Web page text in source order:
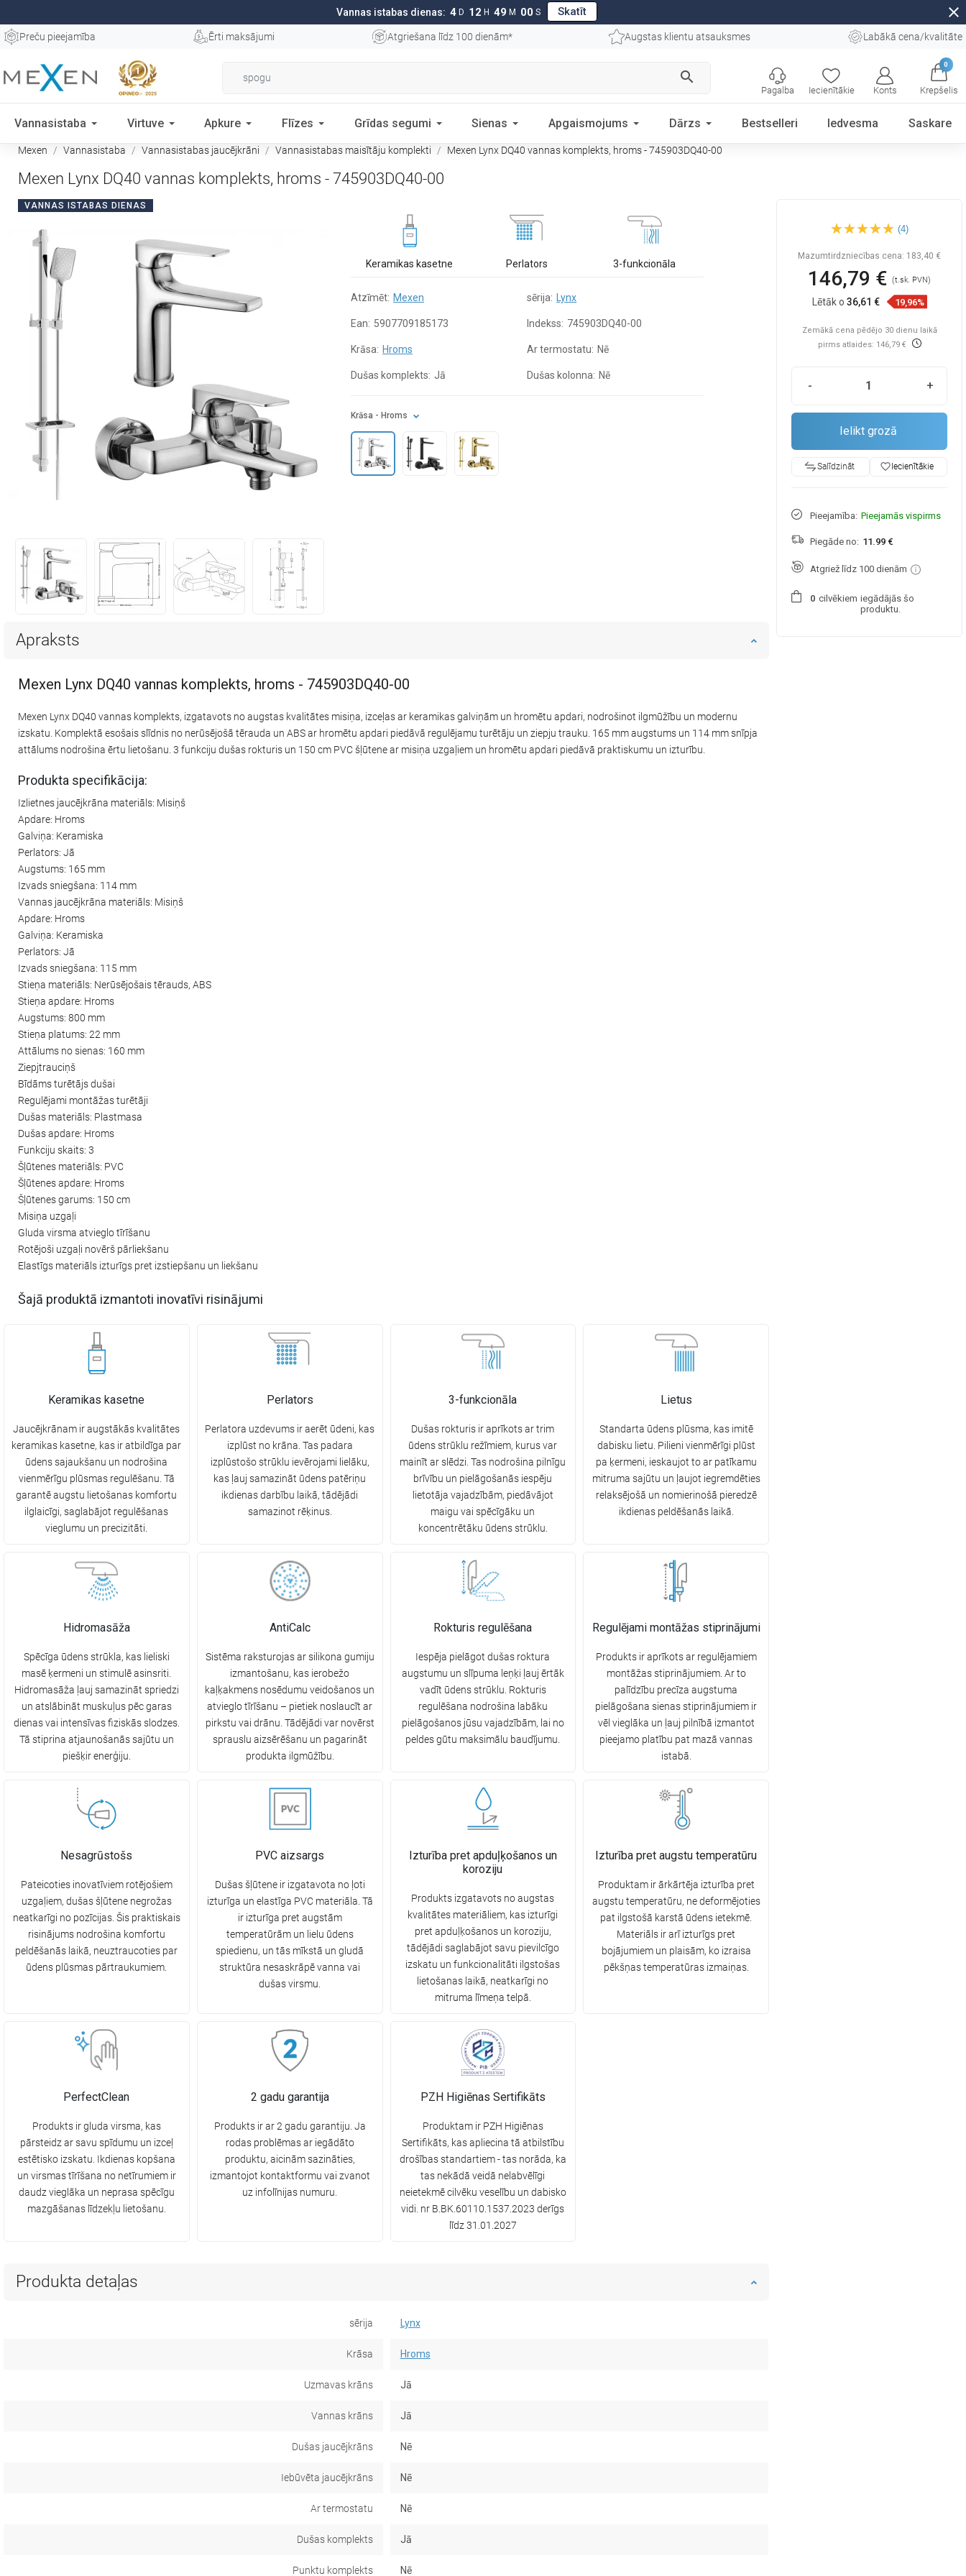
Vannas istabas dienas: 4 D 12 H 48 M 59 S Skatīt close
Preču pieejamība Ērti maksājumi Atgriešana līdz 100 dienām* Augstas klientu atsauksmes Labākā cena/kvalitāte
search
Iecienītākie Konts
0
Krepšelis
Pagalba
Vannasistaba Virtuve Apkure Flīzes Grīdas segumi Sienas Apgaismojums Dārzs Bestselleri Iedvesma Saskare
Mexen Vannasistaba Vannasistabas jaucējkrāni Vannasistabas maisītāju komplekti Mexen Lynx DQ40 vannas komplekts, hroms - 745903DQ40-00
Mexen Lynx DQ40 vannas komplekts, hroms - 745903DQ40-00
VANNAS ISTABAS DIENAS
Keramikas kasetne Perlators 3-funkcionāla
Atzīmēt: Mexen sērija: Lynx
Ean: 5907709185173 Indekss: 745903DQ40-00
Krāsa: Hroms Ar termostatu: Nē
Dušas komplekts: Jā Dušas kolonna: Nē
Krāsa - Hroms
Apraksts
Mexen Lynx DQ40 vannas komplekts, hroms - 745903DQ40-00
Mexen Lynx DQ40 vannas komplekts, izgatavots no augstas kvalitātes misiņa, izceļas ar keramikas galviņām un hromētu apdari, nodrošinot ilgmūžību un modernu
izskatu. Komplektā esošais slīdnis no nerūsējošā tērauda un ABS ar hromētu apdari piedāvā regulējamu turētāju un ziepju trauku. 165 mm augstums un 114 mm snīpja
attālums nodrošina ērtu lietošanu. 3 funkciju dušas rokturis un 150 cm PVC šļūtene ar misiņa uzgaļiem un hromētu apdari piedāvā praktiskumu un izturību.
Produkta specifikācija:
Izlietnes jaucējkrāna materiāls: Misiņš
Apdare: Hroms
Galviņa: Keramiska
Perlators: Jā
Augstums: 165 mm
Izvads sniegšana: 114 mm
Vannas jaucējkrāna materiāls: Misiņš
Apdare: Hroms
Galviņa: Keramiska
Perlators: Jā
Izvads sniegšana: 115 mm
Stieņa materiāls: Nerūsējošais tērauds, ABS
Stieņa apdare: Hroms
Augstums: 800 mm
Stieņa platums: 22 mm
Attālums no sienas: 160 mm
Ziepjtrauciņš
Bīdāms turētājs dušai
Regulējami montāžas turētāji
Dušas materiāls: Plastmasa
Dušas apdare: Hroms
Funkciju skaits: 3
Šļūtenes materiāls: PVC
Šļūtenes apdare: Hroms
Šļūtenes garums: 150 cm
Misiņa uzgaļi
Gluda virsma atvieglo tīrīšanu
Rotējoši uzgaļi novērš pārliekšanu
Elastīgs materiāls izturīgs pret izstiepšanu un liekšanu
Šajā produktā izmantoti inovatīvi risinājumi
Keramikas kasetne
Jaucējkrānam ir augstākās kvalitātes
keramikas kasetne, kas ir atbildīga par
ūdens sajaukšanu un nodrošina
vienmērīgu plūsmas regulēšanu. Tā
garantē augstu lietošanas komfortu
ilglaicīgi, saglabājot regulēšanas
vieglumu un precizitāti.
Perlators
Perlatora uzdevums ir aerēt ūdeni, kas
izplūst no krāna. Tas padara
izplūstošo strūklu ievērojami lielāku,
kas ļauj samazināt ūdens patēriņu
ikdienas darbību laikā, tādējādi
samazinot rēķinus.
3-funkcionāla
Dušas rokturis ir aprīkots ar trim
ūdens strūklu režīmiem, kurus var
mainīt ar slēdzi. Tas nodrošina pilnīgu
brīvību un pielāgošanās iespēju
lietotāja vajadzībām, piedāvājot
maigu vai spēcīgāku un
koncentrētāku ūdens strūklu.
Lietus
Standarta ūdens plūsma, kas imitē
dabisku lietu. Pilieni vienmērīgi plūst
pa ķermeni, ieskaujot to ar patīkamu
mitruma sajūtu un ļaujot iegremdēties
relaksējošā un nomierinošā pieredzē
ikdienas peldēšanās laikā.
Hidromasāža
Spēcīga ūdens strūkla, kas lieliski
masē ķermeni un stimulē asinsriti.
Hidromasāža ļauj samazināt spriedzi
un atslābināt muskuļus pēc garas
dienas vai intensīvas fiziskās slodzes.
Tā stiprina atjaunošanās sajūtu un
piešķir enerģiju.
AntiCalc
Sistēma raksturojas ar silikona gumiju
izmantošanu, kas ierobežo
kaļķakmens nosēdumu veidošanos un
atvieglo tīrīšanu – pietiek noslaucīt ar
pirkstu vai drānu. Tādējādi var novērst
sprauslu aizsērēšanu un pagarināt
produkta ilgmūžību.
Rokturis regulēšana
Iespēja pielāgot dušas roktura
augstumu un slīpuma leņķi ļauj ērtāk
vadīt ūdens strūklu. Rokturis
regulēšana nodrošina labāku
pielāgošanos jūsu vajadzībām, lai no
peldes gūtu maksimālu baudījumu.
Regulējami montāžas stiprinājumi
Produkts ir aprīkots ar regulējamiem
montāžas stiprinājumiem. Ar to
palīdzību precīza augstuma
pielāgošana sienas stiprinājumiem ir
vēl vieglāka un ļauj pilnībā izmantot
pieejamo platību pat mazā vannas
istabā.
Nesagrūstošs
Pateicoties inovatīviem rotējošiem
uzgaļiem, dušas šļūtene negrožas
neatkarīgi no pozīcijas. Šis praktiskais
risinājums nodrošina komfortu
peldēšanās laikā, neuztraucoties par
ūdens plūsmas pārtraukumiem.
PVC aizsargs
Dušas šļūtene ir izgatavota no ļoti
izturīga un elastīga PVC materiāla. Tā
ir izturīga pret augstām
temperatūrām un lielu ūdens
spiedienu, un tās mīkstā un gludā
struktūra nesaskrāpē vanna vai
dušas virsmu.
Izturība pret apduļķošanos un
koroziju
Produkts izgatavots no augstas
kvalitātes materiāliem, kas izturīgi
pret apduļķošanos un koroziju,
tādējādi saglabājot savu pievilcīgo
izskatu un funkcionalitāti ilgstošas
lietošanas laikā, neatkarīgi no
mitruma līmeņa telpā.
Izturība pret augstu temperatūru
Produktam ir ārkārtēja izturība pret
augstu temperatūru, ne deformējoties
pat ilgstošā karstā ūdens ietekmē.
Materiāls ir arī izturīgs pret
bojājumiem un plaisām, ko izraisa
pēkšņas temperatūras izmaiņas.
PerfectClean
Produkts ir gluda virsma, kas
pārsteidz ar savu spīdumu un izceļ
estētisko izskatu. Ikdienas kopšana
un virsmas tīrīšana no netīrumiem ir
daudz vieglāka un neprasa spēcīgu
mazgāšanas līdzekļu lietošanu.
2 gadu garantija
Produkts ir ar 2 gadu garantiju. Ja
rodas problēmas ar iegādāto
produktu, aicinām sazināties,
izmantojot kontaktformu vai zvanot
uz infolīnijas numuru.
PZH Higiēnas Sertifikāts
Produktam ir PZH Higiēnas
Sertifikāts, kas apliecina tā atbilstību
drošības standartiem - tas norāda, ka
tas nekādā veidā nelabvēlīgi
neietekmē cilvēku veselību un dabisko
vidi. nr B.BK.60110.1537.2023 derīgs
līdz 31.01.2027
Produkta detaļas
sērija Lynx
Krāsa Hroms
Uzmavas krāns Jā
Vannas krāns Jā
Dušas jaucējkrāns Nē
Iebūvēta jaucējkrāns Nē
Ar termostatu Nē
Dušas komplekts Jā
Punktu komplekts Nē
komplekts, hroms -(4)
Mazumtirdzniecības cena: 183,40 €
146,79 €(t.sk. PVN)
Lētāk o36,61 € 19,96%
Zemākā cena pēdējo 30 dienu laikā
pirms atlaides: 146,79 €
- +
Ielikt grozā
Salīdzināt favorite_borderIecienītākie
Pieejamība: Pieejamās vispirms
Piegāde no: 11.99 €
Atgriež līdz 100 dienām
0 cilvēkiem iegādājās šo
produktu.